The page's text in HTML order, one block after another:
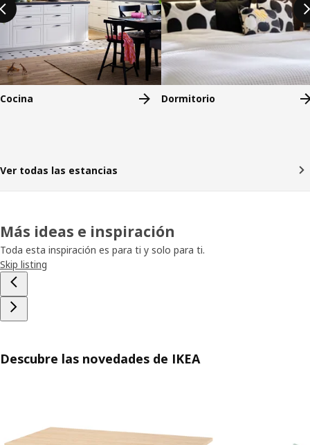
Cocina Dormitorio
Ver todas las estancias
Más ideas e inspiración
Toda esta inspiración es para ti y solo para ti.
Skip listing
Descubre las novedades de IKEA